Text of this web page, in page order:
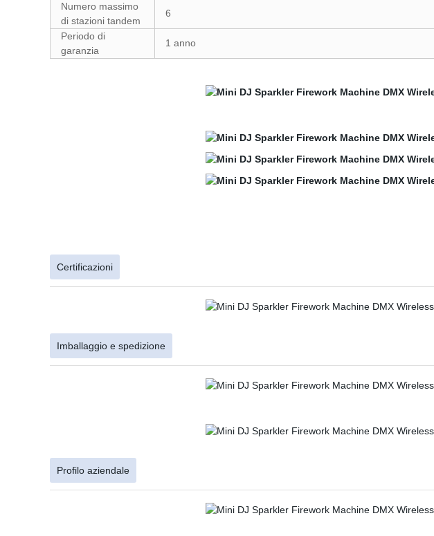
Numero massimo
di stazioni tandem
6
Periodo di
garanzia
1 anno
Certificazioni
Imballaggio e spedizione
Profilo aziendale